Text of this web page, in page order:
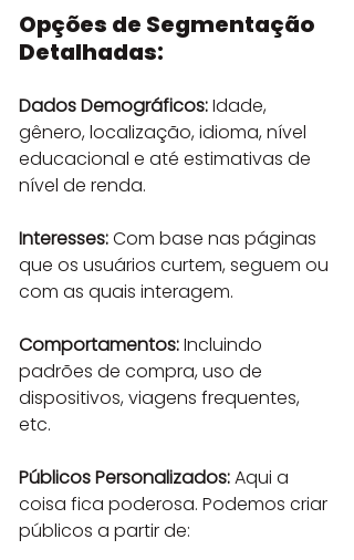
Opções de Segmentação
Detalhadas:
Dados Demográficos: Idade,
gênero, localização, idioma, nível
educacional e até estimativas de
nível de renda.
Interesses: Com base nas páginas
que os usuários curtem, seguem ou
com as quais interagem.
Comportamentos: Incluindo
padrões de compra, uso de
dispositivos, viagens frequentes,
etc.
Públicos Personalizados: Aqui a
coisa fica poderosa. Podemos criar
públicos a partir de: